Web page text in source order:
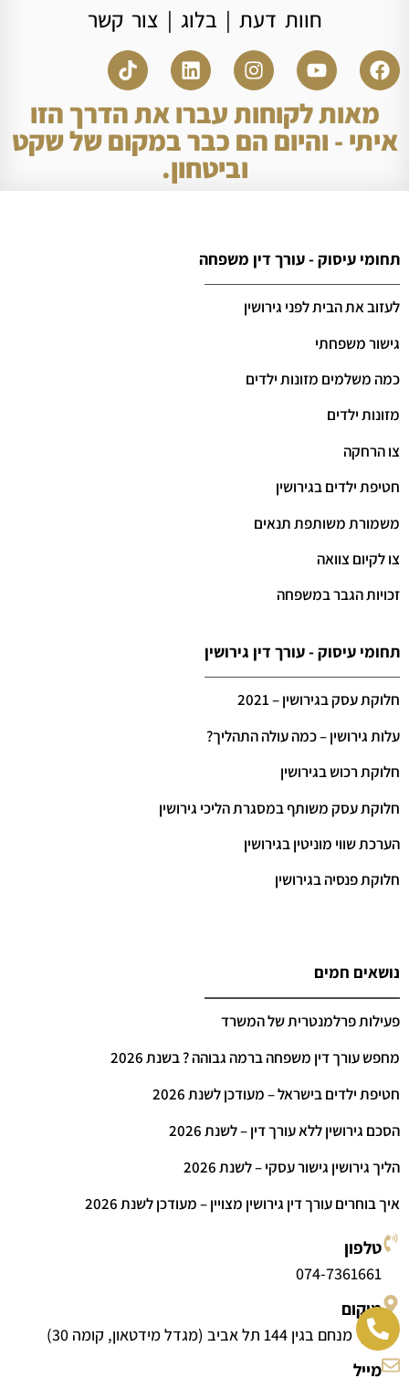
חוות דעת | בלוג | צור קשר
מאות לקוחות עברו את הדרך הזו
איתי - והיום הם כבר במקום של שקט
וביטחון.
תחומי עיסוק - עורך דין משפחה
לעזוב את הבית לפני גירושין
גישור משפחתי
כמה משלמים מזונות ילדים
מזונות ילדים
צו הרחקה
חטיפת ילדים בגירושין
משמורת משותפת תנאים
צו לקיום צוואה
זכויות הגבר במשפחה
תחומי עיסוק - עורך דין גירושין
חלוקת עסק בגירושין – 2021
עלות גירושין – כמה עולה התהליך?
חלוקת רכוש בגירושין
חלוקת עסק משותף במסגרת הליכי גירושין
הערכת שווי מוניטין בגירושין
חלוקת פנסיה בגירושין
נושאים חמים
פעילות פרלמנטרית של המשרד
מחפש עורך דין משפחה ברמה גבוהה ? בשנת 2026
חטיפת ילדים בישראל – מעודכן לשנת 2026
הסכם גירושין ללא עורך דין – לשנת 2026
הליך גירושין גישור עסקי – לשנת 2026
איך בוחרים עורך דין גירושין מצויין – מעודכן לשנת 2026
טלפון
074-7361661
מיקום
דרך מנחם בגין 144 תל אביב (מגדל מידטאון, קומה 30)
מייל